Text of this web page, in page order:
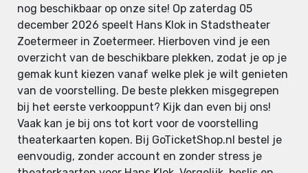
nog beschikbaar op onze site! Op zaterdag 05
december 2026 speelt Hans Klok in Stadstheater
Zoetermeer in Zoetermeer. Hierboven vind je een
overzicht van de beschikbare plekken, zodat je op je
gemak kunt kiezen vanaf welke plek je wilt genieten
van de voorstelling. De beste plekken misgegrepen
bij het eerste verkooppunt? Kijk dan even bij ons!
Vaak kan je bij ons tot kort voor de voorstelling
theaterkaarten kopen. Bij GoTicketShop.nl bestel je
eenvoudig, zonder account en zonder stress je